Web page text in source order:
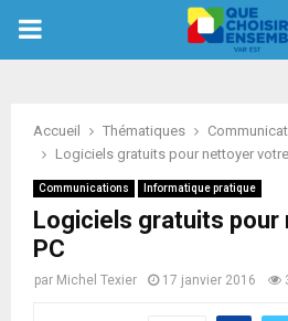
PRIMARY
Accueil Thématiques
Logiciels gratuits pour nettoyer
Communications Informatique pratique
Logiciels gratuits
PC
par Michel Texier 17 janvier 2016